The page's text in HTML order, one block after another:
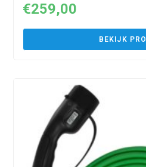
€259,00
BEKIJK